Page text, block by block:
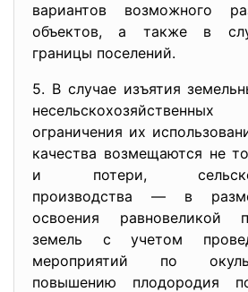
вариантов возможного
объектов, а также в
границы поселений.
5. В случае изъятия
ограничения их
качества возмещаются не
и потери,
производства — в
освоения равновеликой
земель с учетом
мероприятий по
повышению плодородия